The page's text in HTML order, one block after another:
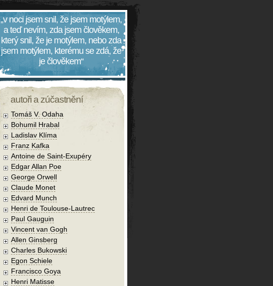
„v noci jsem snil, že jsem motýlem,
a teď nevím, zda jsem člověkem,
který snil, že je motýlem, nebo zda
jsem motýlem, kterému se zdá, že
je člověkem“
autoři a zúčastnění
Tomáš V. Odaha
Bohumil Hrabal
Ladislav Klíma
Franz Kafka
Antoine de Saint-Exupéry
Edgar Allan Poe
George Orwell
Claude Monet
Edvard Munch
Henri de Toulouse-Lautrec
Paul Gauguin
Vincent van Gogh
Allen Ginsberg
Charles Bukowski
Egon Schiele
Francisco Goya
Henri Matisse